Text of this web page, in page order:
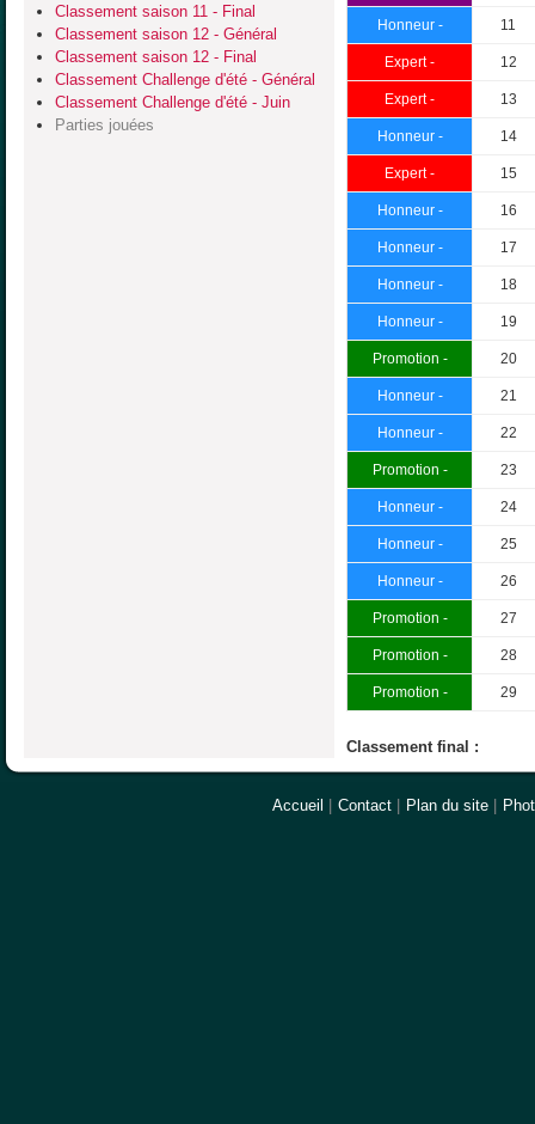
Classement saison 11 - Final
Classement saison 12 - Général
Classement saison 12 - Final
Classement Challenge d'été - Général
Classement Challenge d'été - Juin
Parties jouées
Honneur - 11
Expert - 12
Expert - 13
Honneur - 14
Expert - 15
Honneur - 16
Honneur - 17
Honneur - 18
Honneur - 19
Promotion - 20
Honneur - 21
Honneur - 22
Promotion - 23
Honneur - 24
Honneur - 25
Honneur - 26
Promotion - 27
Promotion - 28
Promotion - 29
Classement final :
Accueil | Contact | Plan du site |